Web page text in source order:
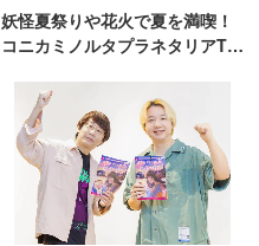
妖怪夏祭りや花火で夏を満喫！
コニカミノルタプラネタリアTO